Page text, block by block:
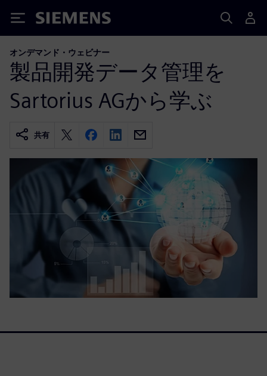
Siemens
オンデマンド・ウェビナー
製品開発データ管理を
Sartorius AGから学ぶ
共有